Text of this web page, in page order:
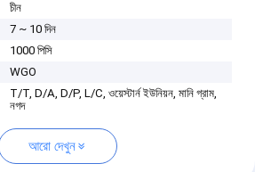
চীন
7 ~ 10 দিন
1000 পিসি
WGO
T/T, D/A, D/P, L/C, ওয়েস্টার্ন ইউনিয়ন, মানি গ্রাম,
নগদ
আরো দেখুন